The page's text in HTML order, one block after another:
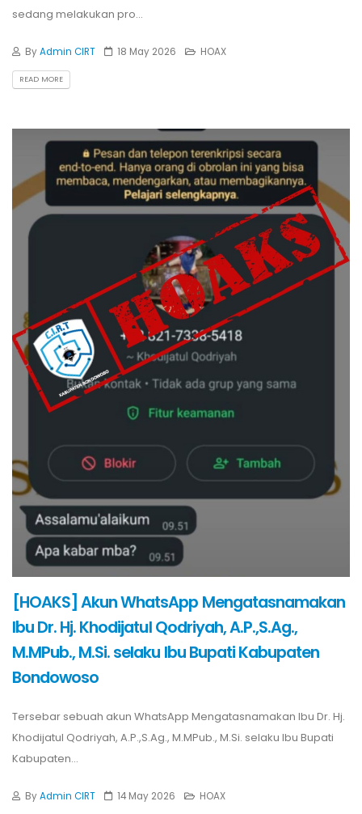
sedang melakukan pro...
ByAdmin CIRT 18 May 2026 HOAX
READ MORE
[HOAKS] Akun WhatsApp Mengatasnamakan
Ibu Dr. Hj. Khodijatul Qodriyah, A.P.,S.Ag.,
M.MPub., M.Si. selaku Ibu Bupati Kabupaten
Bondowoso
Tersebar sebuah akun WhatsApp Mengatasnamakan Ibu Dr. Hj.
Khodijatul Qodriyah, A.P.,S.Ag., M.MPub., M.Si. selaku Ibu Bupati
Kabupaten...
ByAdmin CIRT 14 May 2026 HOAX